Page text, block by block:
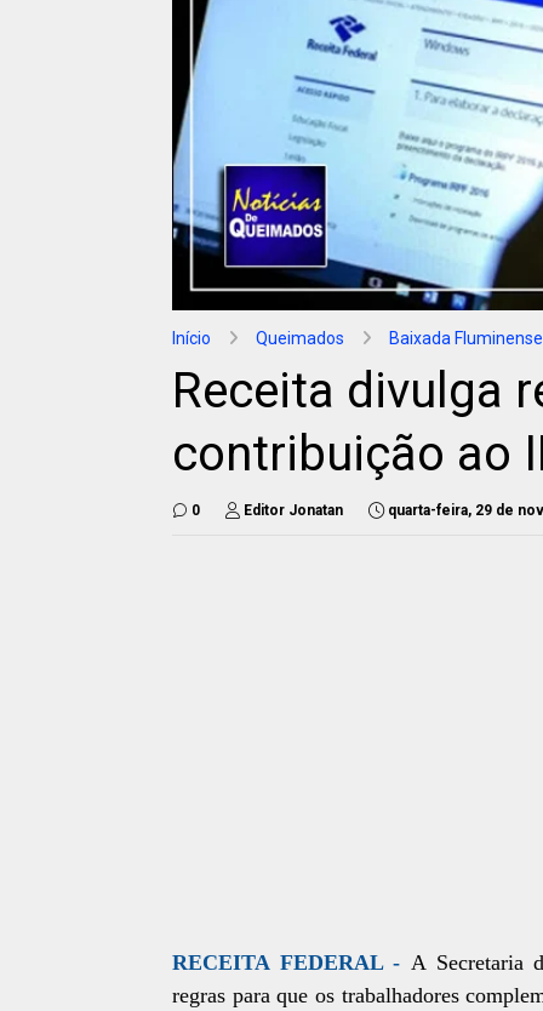
Início Queimados Baixada Fluminense
Receita divulga
contribuição ao
0 Editor Jonatan quarta-feira, 29 de
RECEITA FEDERAL - A Secretaria
regras para que os trabalhadores